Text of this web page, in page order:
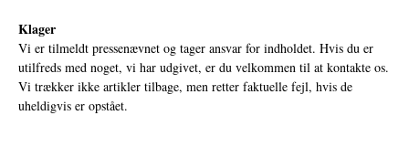
Klager
Vi er tilmeldt pressenævnet og tager ansvar for indholdet. Hvis du er
utilfreds med noget, vi har udgivet, er du velkommen til at kontakte os.
Vi trækker ikke artikler tilbage, men retter faktuelle fejl, hvis de
uheldigvis er opstået.